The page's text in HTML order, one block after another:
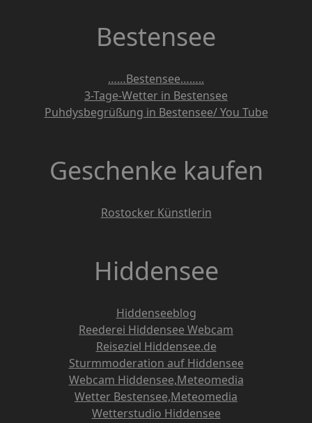
Bestensee
……Bestensee……..
3-Tage-Wetter in Bestensee
Puhdysbegrüßung in Bestensee/ You Tube
Geschenke kaufen
Rostocker Künstlerin
Hiddensee
Hiddenseeblog
Reederei Hiddensee Webcam
Reiseziel Hiddensee.de
Sturmmoderation auf Hiddensee
Webcam Hiddensee,Meteomedia
Wetter Bestensee,Meteomedia
Wetterstudio Hiddensee